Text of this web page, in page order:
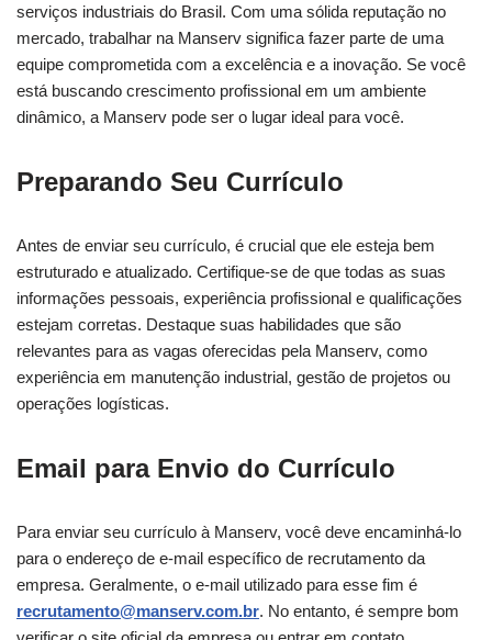
serviços industriais do Brasil. Com uma sólida reputação no
mercado, trabalhar na Manserv significa fazer parte de uma
equipe comprometida com a excelência e a inovação. Se você
está buscando crescimento profissional em um ambiente
dinâmico, a Manserv pode ser o lugar ideal para você.
Preparando Seu Currículo
Antes de enviar seu currículo, é crucial que ele esteja bem
estruturado e atualizado. Certifique-se de que todas as suas
informações pessoais, experiência profissional e qualificações
estejam corretas. Destaque suas habilidades que são
relevantes para as vagas oferecidas pela Manserv, como
experiência em manutenção industrial, gestão de projetos ou
operações logísticas.
Email para Envio do Currículo
Para enviar seu currículo à Manserv, você deve encaminhá-lo
para o endereço de e-mail específico de recrutamento da
empresa. Geralmente, o e-mail utilizado para esse fim é
recrutamento@manserv.com.br. No entanto, é sempre bom